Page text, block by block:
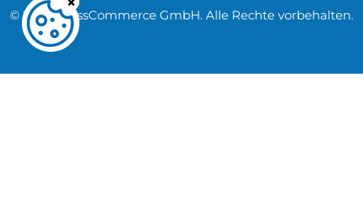
© 2026 CrossCommerce GmbH. Alle Rechte vorbehalten.